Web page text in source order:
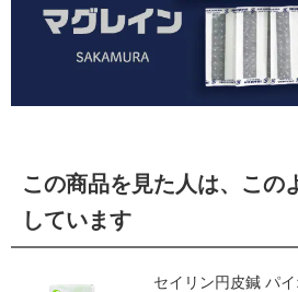
この商品を見た人は、この
しています
セイリン円皮鍼 パ